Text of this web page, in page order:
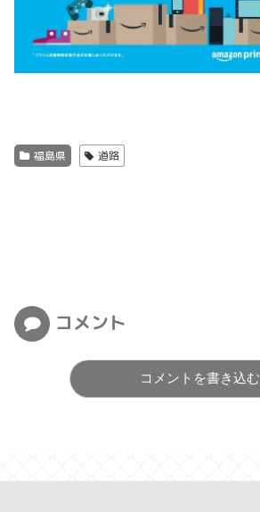
福島県 道路
コメント
コメントを書き込む